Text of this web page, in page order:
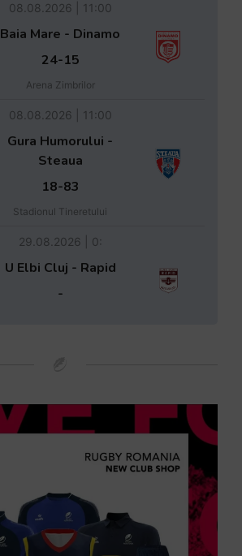
08.08.2026 | 11:00
Baia Mare - Dinamo
24-15
Arena Zimbrilor
08.08.2026 | 11:00
Gura Humorului -
Steaua
18-83
Stadionul Tineretului
29.08.2026 | 0:
U Elbi Cluj - Rapid
-